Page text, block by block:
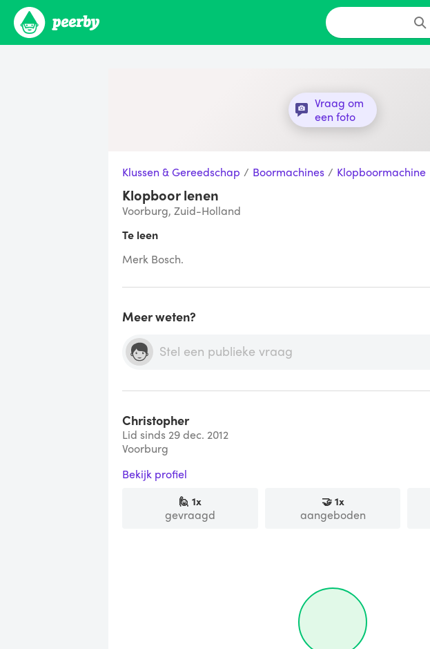
Vraag om
een foto
Klussen & Gereedschap / Boormachines / Klopboormachine
Klopboor lenen
Voorburg, Zuid-Holland
Te leen
Merk Bosch.
Meer weten?
Christopher
Lid sinds 29 dec. 2012
Voorburg
Bekijk profiel
🙋 1x
gevraagd
🤝1x
aangeboden